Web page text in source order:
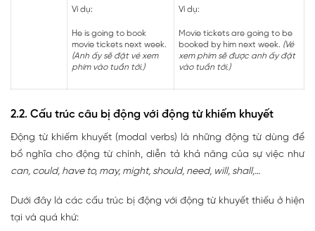
Ví dụ:
He is going to book
movie tickets next week.
(Anh ấy sẽ đặt vé xem
phim vào tuần tới.)
Ví dụ:
Movie tickets are going to be
booked by him next week. (Vé
xem phim sẽ được anh ấy đặt
vào tuần tới.)
2.2. Cấu trúc câu bị động với động từ khiếm khuyết
Động từ khiếm khuyết (modal verbs) là những động từ dùng để
bổ nghĩa cho động từ chính, diễn tả khả năng của sự việc như
can, could, have to, may, might, should, need, will, shall,…
Dưới đây là các cấu trúc bị động với động từ khuyết thiếu ở hiện
tại và quá khứ: